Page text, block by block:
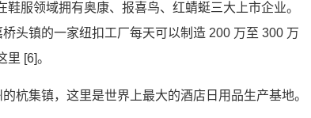
服领域拥有奥康、报喜鸟、红蜻蜓三大上市企业。
头镇的一家纽扣工厂每天可以制造 200 万至 300 万
[6]。
杭集镇，这里是世界上最大的酒店日用品生产基地。